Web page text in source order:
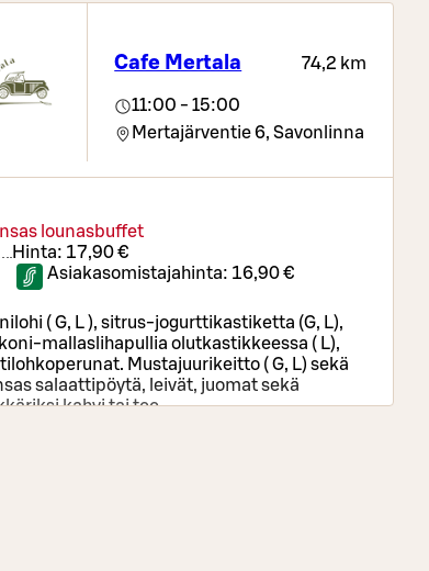
Cafe Mertala 74,2 km
11:00 - 15:00
Mertajärventie 6, Savonlinna
lounasbuffet
Hinta: 17,90 €
Asiakasomistajahinta: 16,90 €
( G, L ), sitrus-jogurttikastiketta (G, L),
mallaslihapullia olutkastikkeessa ( L),
Mustajuurikeitto ( G, L) sekä
salaattipöytä, leivät, juomat sekä
kahvi tai tee.